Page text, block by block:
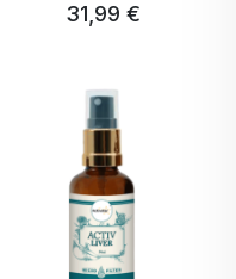
31,99 €